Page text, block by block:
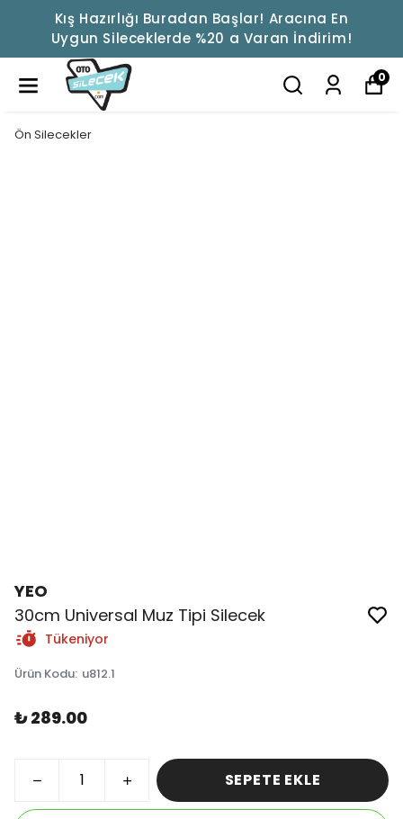
Kış Hazırlığı Buradan Başlar! Aracına En
Uygun Sileceklerde %20 a Varan İndirim!
0
Ön Silecekler
YEO
30cm Universal Muz Tipi Silecek
Tükeniyor
Ürün Kodu: u812.1
₺ 289.00
SEPETE EKLE